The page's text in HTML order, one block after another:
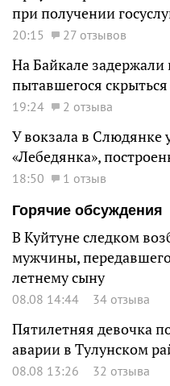
при получении
20:15 27 отзывов
На Байкале задержали
пытавшегося
19:24 2 отзыва
У вокзала в Слюдянке
«Лебедянка»,
18:50
1 отзыв
Горячие обсуждения
В Куйтуне следком
мужчины,
летнему сыну
08.08 14:44 34 отзыва
Пятилетняя девочка
аварии в Тулунском
08.08 13:26 32 отзыва